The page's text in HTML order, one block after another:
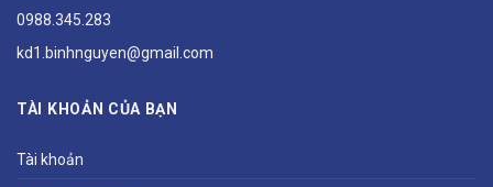
0988.345.283
kd1.binhnguyen@gmail.com
TÀI KHOẢN CỦA BẠN
Tài khoản